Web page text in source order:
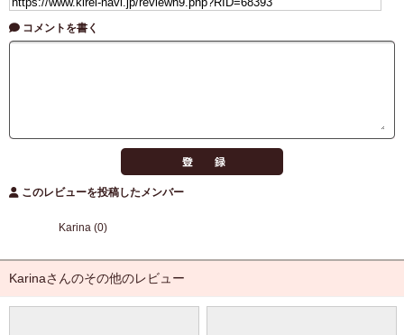
コメントを書く
このレビューを投稿したメンバー
Karina (0)
Karinaさんのその他のレビュー